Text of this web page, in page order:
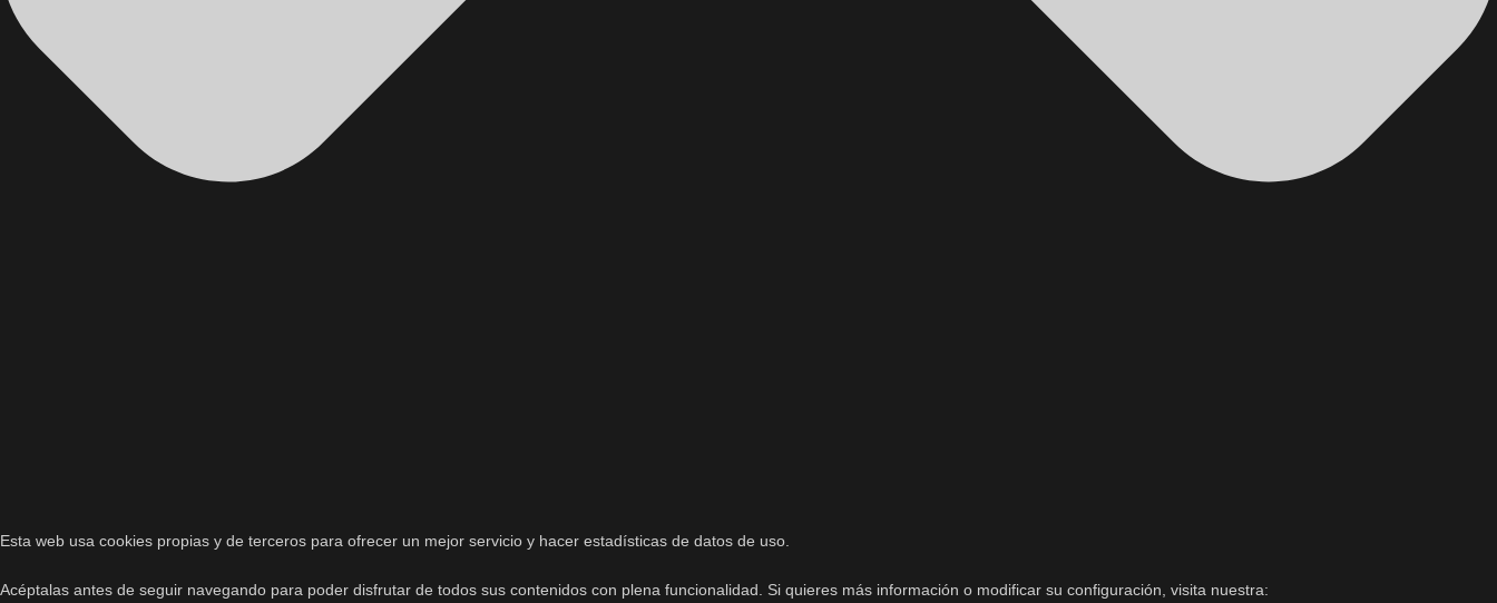
Esta web usa cookies propias y de terceros para ofrecer un mejor servicio y hacer estadísticas de datos de uso.
Acéptalas antes de seguir navegando para poder disfrutar de todos sus contenidos con plena funcionalidad. Si quieres más información o modificar su configuración, visita nuestra: